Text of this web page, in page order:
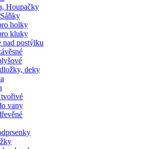
Houpačky
holky
kluky
nad postýlku
deky
vany